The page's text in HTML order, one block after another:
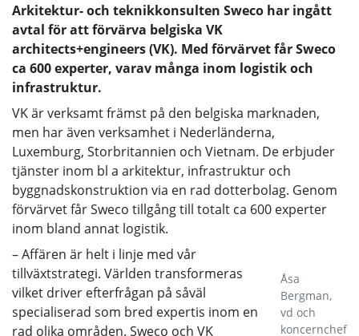
Arkitektur- och teknikkonsulten Sweco har ingått
avtal för att förvärva belgiska VK
architects+engineers (VK). Med förvärvet får Sweco
ca 600 experter, varav många inom logistik och
infrastruktur.
VK är verksamt främst på den belgiska marknaden,
men har även verksamhet i Nederländerna,
Luxemburg, Storbritannien och Vietnam. De erbjuder
tjänster inom bl a arkitektur, infrastruktur och
byggnadskonstruktion via en rad dotterbolag. Genom
förvärvet får Sweco tillgång till totalt ca 600 experter
inom bland annat logistik.
Åsa
Bergman,
vd och
koncernchef
– Affären är helt i linje med vår
tillväxtstrategi. Världen transformeras
vilket driver efterfrågan på såväl
specialiserad som bred expertis inom en
rad olika områden. Sweco och VK